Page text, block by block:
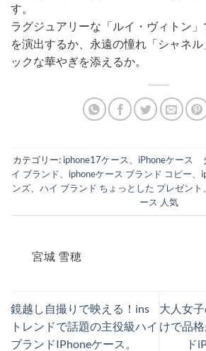
す。
ラグジュアリーな「ルイ・ヴィトン
を演出するか、永遠の憧れ「シャネ
ックな華やぎを添えるか。
カテゴリー: iphone17ケース iPhoneケース
イ ブランド
iphoneケース ブランド コピー
ンズ、 ハイ ブランド ちょっとした プレゼント
ース 人気
宮城 雪穂
鏡越し自撮りで映える！ins
トレンドで話題の主役級ハイ
ブランドIPhoneケース。
大人女
けで品
ド